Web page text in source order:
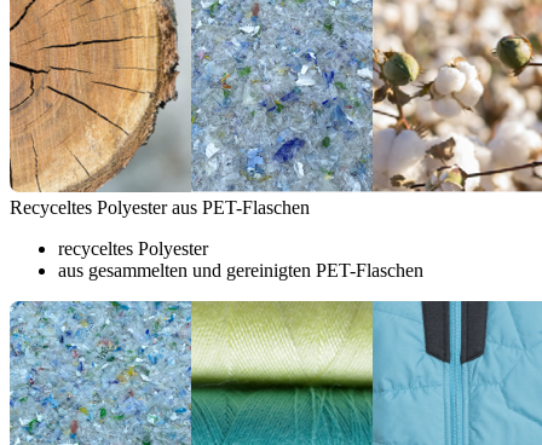
Recyceltes Polyester aus PET-Flaschen
recyceltes Polyester
aus gesammelten und gereinigten PET-Flaschen